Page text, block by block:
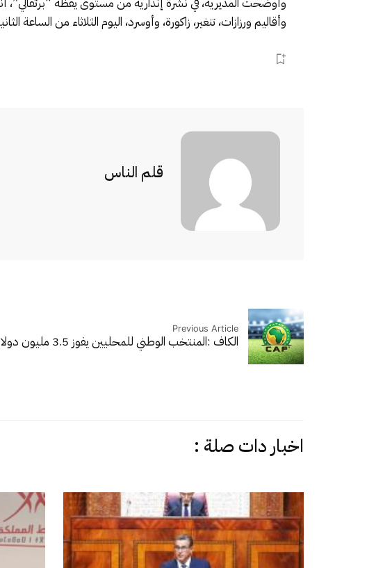
وأقاليم ورزازات، تنغير، زاكورة، وأوسرد، اليوم الثلاثاء من الساعة
قلم الناس
Previous Article
الكاف :المنتخب الوطني للمحليين يفوز 3.5 مليون دولار
اخبار دات صلة :